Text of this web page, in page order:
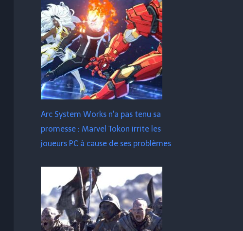
Arc System Works n'a pas tenu sa
promesse : Marvel Tokon irrite les
joueurs PC à cause de ses problèmes